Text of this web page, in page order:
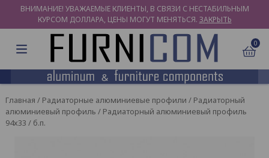
ВНИМАНИЕ! УВАЖАЕМЫЕ КЛИЕНТЫ, В СВЯЗИ С НЕСТАБИЛЬНЫМ
КУРСОМ ДОЛЛАРА, ЦЕНЫ МОГУТ МЕНЯТЬСЯ. ЗАКРЫТЬ
0
Главная / Радиаторные алюминиевые профили / Радиаторный
алюминиевый профиль / Радиаторный алюминиевый профиль
94х33 / б.п.